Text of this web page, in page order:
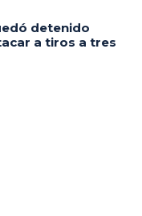
detenido
a tiros a tres